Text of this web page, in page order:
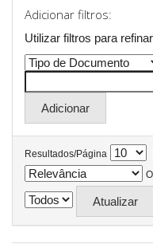
Adicionar filtros:
Utilizar filtros para
Resultados/Página